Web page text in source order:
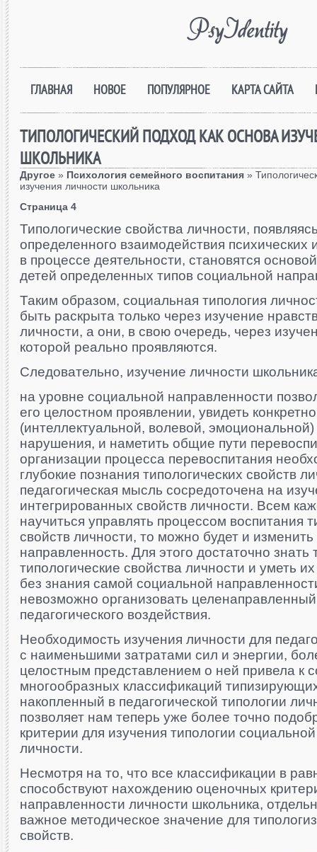
PsyIdentity
ГЛАВНАЯ НОВОЕ ПОПУЛЯРНОЕ КАРТА САЙТА
ТИПОЛОГИЧЕСКИЙ ПОДХОД КАК ОСНОВА
ШКОЛЬНИКА
Другое » Психология семейного воспитания »
изучения личности школьника
Страница 4
Типологические свойства личности,
определенного взаимодействия психических
в процессе деятельности, становятся
детей определенных типов социальной
Таким образом, социальная типология
быть раскрыта только через изучение
личности, а они, в свою очередь, через
которой реально проявляются.
Следовательно, изучение личности
на уровне социальной направленности
его целостном проявлении, увидеть
(интеллектуальной, волевой,
нарушения, и наметить общие пути
организации процесса перевоспитания
глубокие познания типологических свойств
педагогическая мысль сосредоточена на
интегрированных свойств личности. Всем
научиться управлять процессом воспитания
свойств личности, то можно будет и
направленность. Для этого достаточно знать
типологические свойства личности и уметь
без знания самой социальной
невозможно организовать
педагогического воздействия.
Необходимость изучения личности для
с наименьшими затратами сил и энергии,
целостным представлением о ней привела к
многообразных классификаций
накопленный в педагогической типологии
позволяет нам теперь уже более точно
критерии для изучения типологии
личности.
Несмотря на то, что все классификации в
способствуют нахождению оценочных
направленности личности школьника,
важное методическое значение для
свойств.